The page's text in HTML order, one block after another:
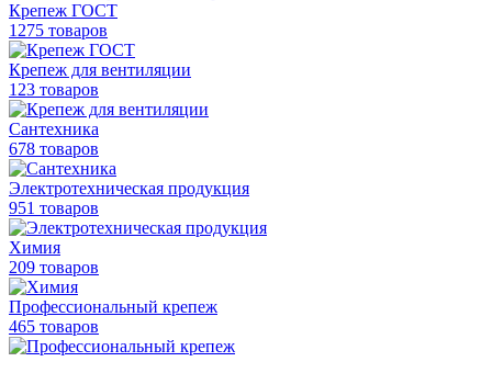
Крепеж ГОСТ
1275 товаров
Крепеж для вентиляции
123 товаров
Сантехника
678 товаров
Электротехническая продукция
951 товаров
Химия
209 товаров
Профессиональный крепеж
465 товаров